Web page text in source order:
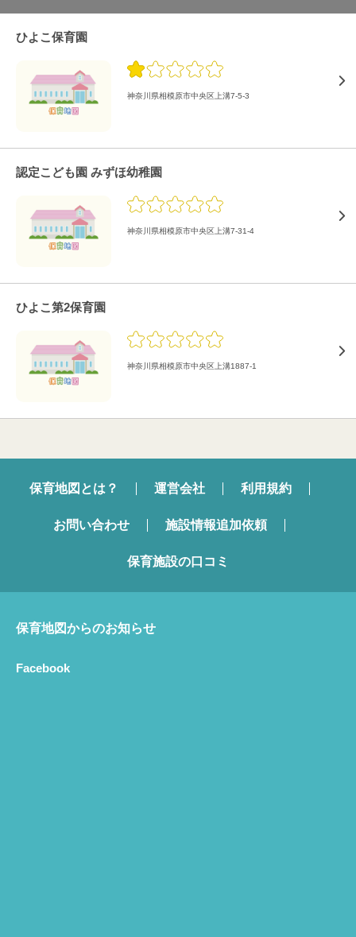
ひよこ保育園
神奈川県相模原市中央区上溝7-5-3
認定こども園 みずほ幼稚園
神奈川県相模原市中央区上溝7-31-4
ひよこ第2保育園
神奈川県相模原市中央区上溝1887-1
保育地図とは？ 運営会社 利用規約
お問い合わせ 施設情報追加依頼
保育施設の口コミ
保育地図からのお知らせ
Facebook